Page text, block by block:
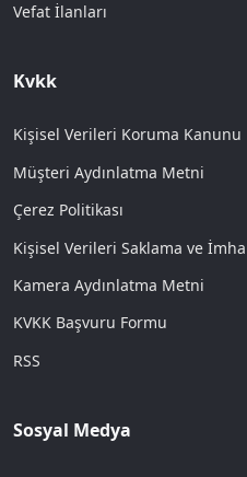
Vefat İlanları
Kvkk
Kişisel Verileri Koruma Kanunu
Müşteri Aydınlatma Metni
Çerez Politikası
Kişisel Verileri Saklama ve İmha
Kamera Aydınlatma Metni
KVKK Başvuru Formu
RSS
Sosyal Medya